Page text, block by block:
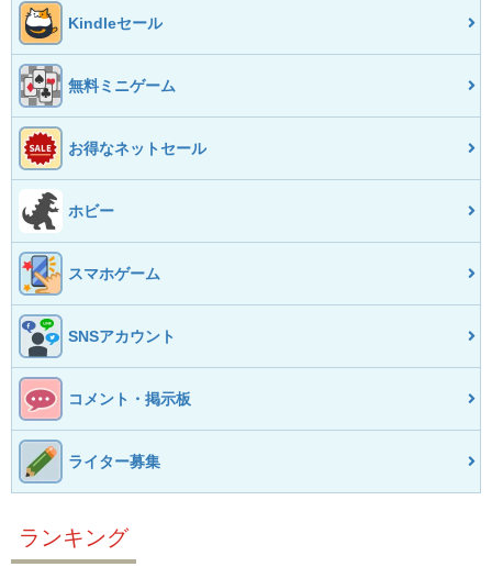
Kindleセール
無料ミニゲーム
お得なネットセール
ホビー
スマホゲーム
SNSアカウント
コメント・掲示板
ライター募集
ランキング